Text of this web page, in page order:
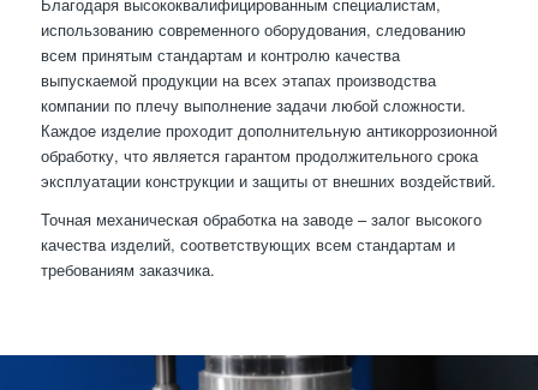
Благодаря высококвалифицированным специалистам,
использованию современного оборудования, следованию
всем принятым стандартам и контролю качества
выпускаемой продукции на всех этапах производства
компании по плечу выполнение задачи любой сложности.
Каждое изделие проходит дополнительную антикоррозионной
обработку, что является гарантом продолжительного срока
эксплуатации конструкции и защиты от внешних воздействий.
Точная механическая обработка на заводе – залог высокого
качества изделий, соответствующих всем стандартам и
требованиям заказчика.